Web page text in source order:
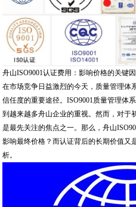
舟山ISO9001认证费用：影响价格的关键
在市场竞争日益激烈的今天，质量管理体
信任度的重要途径。ISO9001质量管理体
到越来越多舟山企业的重视。然而，对于
是最先关注的焦点之一。那么，舟山
影响最终价格？而认证背后的长期价值又
析。